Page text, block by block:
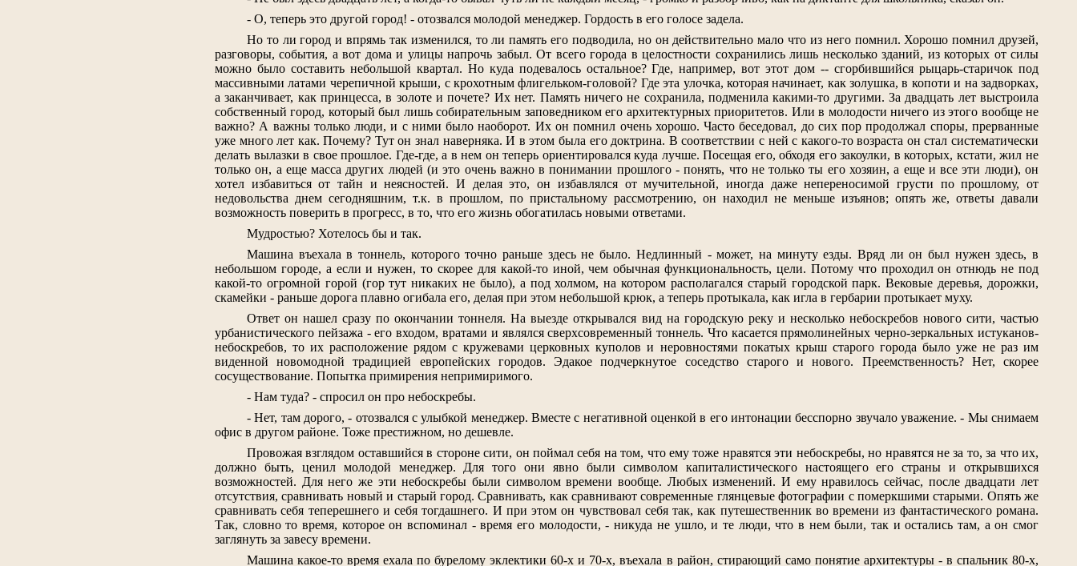
- О, теперь это другой город! - отозвался молодой менеджер. Гордость в его голосе задела.
Но то ли город и впрямь так изменился, то ли память его подводила, но он действительно мало что из него помнил. Хорошо помнил друзей,
разговоры, события, а вот дома и улицы напрочь забыл. От всего города в целостности сохранились лишь несколько зданий, из которых от силы
можно было составить небольшой квартал. Но куда подевалось остальное? Где, например, вот этот дом -- сгорбившийся рыцарь-старичок под
массивными латами черепичной крыши, с крохотным флигельком-головой? Где эта улочка, которая начинает, как золушка, в копоти и на задворках,
а заканчивает, как принцесса, в золоте и почете? Их нет. Память ничего не сохранила, подменила какими-то другими. За двадцать лет выстроила
собственный город, который был лишь собирательным заповедником его архитектурных приоритетов. Или в молодости ничего из этого вообще не
важно? А важны только люди, и с ними было наоборот. Их он помнил очень хорошо. Часто беседовал, до сих пор продолжал споры, прерванные
уже много лет как. Почему? Тут он знал наверняка. И в этом была его доктрина. В соответствии с ней с какого-то возраста он стал систематически
делать вылазки в свое прошлое. Где-где, а в нем он теперь ориентировался куда лучше. Посещая его, обходя его закоулки, в которых, кстати, жил не
только он, а еще масса других людей (и это очень важно в понимании прошлого - понять, что не только ты его хозяин, а еще и все эти люди), он
хотел избавиться от тайн и неясностей. И делая это, он избавлялся от мучительной, иногда даже непереносимой грусти по прошлому, от
недовольства днем сегодняшним, т.к. в прошлом, по пристальному рассмотрению, он находил не меньше изъянов; опять же, ответы давали
возможность поверить в прогресс, в то, что его жизнь обогатилась новыми ответами.
Мудростью? Хотелось бы и так.
Машина въехала в тоннель, которого точно раньше здесь не было. Недлинный - может, на минуту езды. Вряд ли он был нужен здесь, в
небольшом городе, а если и нужен, то скорее для какой-то иной, чем обычная функциональность, цели. Потому что проходил он отнюдь не под
какой-то огромной горой (гор тут никаких не было), а под холмом, на котором располагался старый городской парк. Вековые деревья, дорожки,
скамейки - раньше дорога плавно огибала его, делая при этом небольшой крюк, а теперь протыкала, как игла в гербарии протыкает муху.
Ответ он нашел сразу по окончании тоннеля. На выезде открывался вид на городскую реку и несколько небоскребов нового сити, частью
урбанистического пейзажа - его входом, вратами и являлся сверхсовременный тоннель. Что касается прямолинейных черно-зеркальных истуканов-
небоскребов, то их расположение рядом с кружевами церковных куполов и неровностями покатых крыш старого города было уже не раз им
виденной новомодной традицией европейских городов. Эдакое подчеркнутое соседство старого и нового. Преемственность? Нет, скорее
сосуществование. Попытка примирения непримиримого.
- Нам туда? - спросил он про небоскребы.
- Нет, там дорого, - отозвался с улыбкой менеджер. Вместе с негативной оценкой в его интонации бесспорно звучало уважение. - Мы снимаем
офис в другом районе. Тоже престижном, но дешевле.
Провожая взглядом оставшийся в стороне сити, он поймал себя на том, что ему тоже нравятся эти небоскребы, но нравятся не за то, за что их,
должно быть, ценил молодой менеджер. Для того они явно были символом капиталистического настоящего его страны и открывшихся
возможностей. Для него же эти небоскребы были символом времени вообще. Любых изменений. И ему нравилось сейчас, после двадцати лет
отсутствия, сравнивать новый и старый город. Сравнивать, как сравнивают современные глянцевые фотографии с померкшими старыми. Опять же
сравнивать себя теперешнего и себя тогдашнего. И при этом он чувствовал себя так, как путешественник во времени из фантастического романа.
Так, словно то время, которое он вспоминал - время его молодости, - никуда не ушло, и те люди, что в нем были, так и остались там, а он смог
заглянуть за завесу времени.
Машина какое-то время ехала по бурелому эклектики 60-х и 70-х, въехала в район, стирающий само понятие архитектуры - в спальник 80-х,